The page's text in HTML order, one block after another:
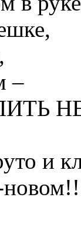
–
и
новом!!